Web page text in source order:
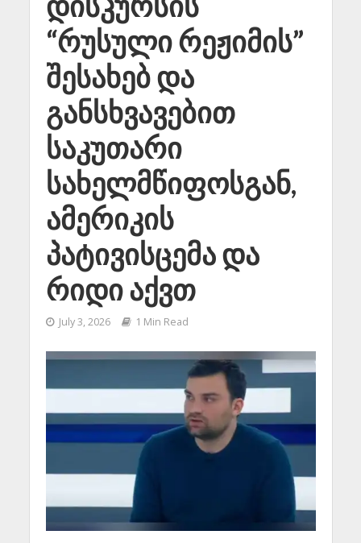
“რუსული რეჟიმის”
შესახებ და
განსხვავებით
საკუთარი
სახელმწიფოსგან,
ამერიკის
პატივისცემა და
რიდი აქვთ
July 3, 2026 1 Min Read